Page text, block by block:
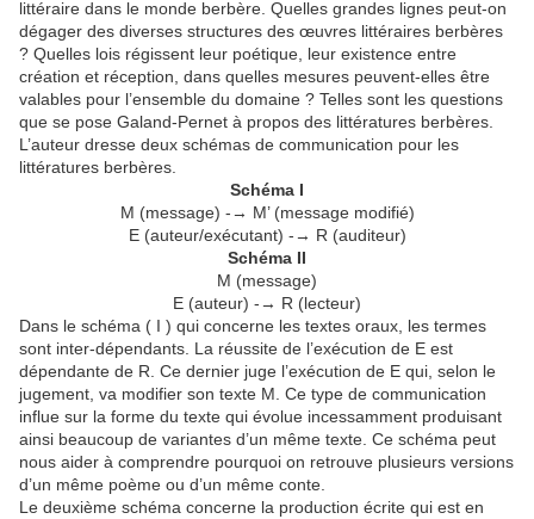
littéraire dans le monde berbère. Quelles grandes lignes peut-on
dégager des diverses structures des œuvres littéraires berbères
? Quelles lois régissent leur poétique, leur existence entre
création et réception, dans quelles mesures peuvent-elles être
valables pour l’ensemble du domaine ? Telles sont les questions
que se pose Galand-Pernet à propos des littératures berbères.
L’auteur dresse deux schémas de communication pour les
littératures berbères.
Schéma I
M (message) -→ M’ (message modifié)
E (auteur/exécutant) -→ R (auditeur)
Schéma II
M (message)
E (auteur) -→ R (lecteur)
Dans le schéma ( I ) qui concerne les textes oraux, les termes
sont inter-dépendants. La réussite de l’exécution de E est
dépendante de R. Ce dernier juge l’exécution de E qui, selon le
jugement, va modifier son texte M. Ce type de communication
influe sur la forme du texte qui évolue incessamment produisant
ainsi beaucoup de variantes d’un même texte. Ce schéma peut
nous aider à comprendre pourquoi on retrouve plusieurs versions
d’un même poème ou d’un même conte.
Le deuxième schéma concerne la production écrite qui est en